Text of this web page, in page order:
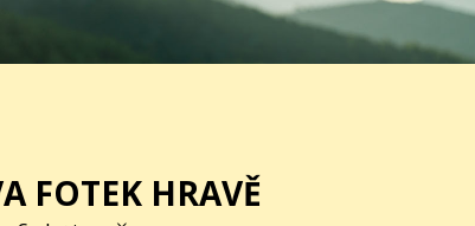
FOTEK HRAVĚ